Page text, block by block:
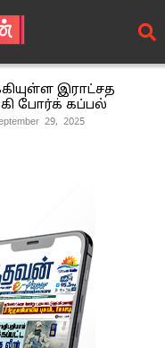
இராட்சத
போர்க் கப்பல்
29, 2025